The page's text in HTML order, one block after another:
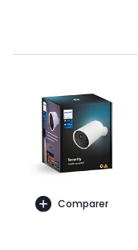
Comparer